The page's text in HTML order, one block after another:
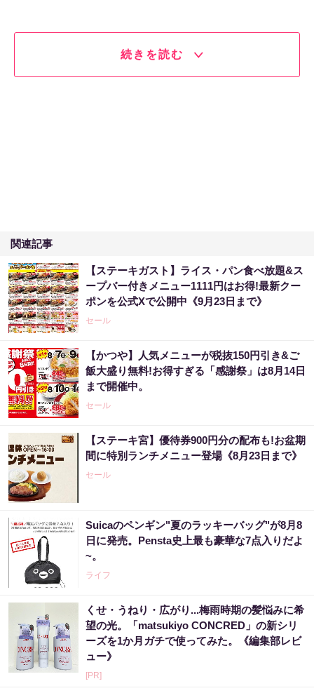
続きを読む
関連記事
【ステーキガスト】ライス・パン食べ放題&ス
ープバー付きメニュー1111円はお得!最新クー
ポンを公式Xで公開中《9月23日まで》
セール
【かつや】人気メニューが税抜150円引き&ご
飯大盛り無料!お得すぎる「感謝祭」は8月14日
まで開催中。
セール
【ステーキ宮】優待券900円分の配布も!お盆期
間に特別ランチメニュー登場《8月23日まで》
セール
Suicaのペンギン"夏のラッキーバッグ"が8月8
日に発売。Pensta史上最も豪華な7点入りだよ
~。
ライフ
くせ・うねり・広がり...梅雨時期の髪悩みに希
望の光。「matsukiyo CONCRED」の新シリ
ーズを1か月ガチで使ってみた。《編集部レビ
ュー》
[PR]